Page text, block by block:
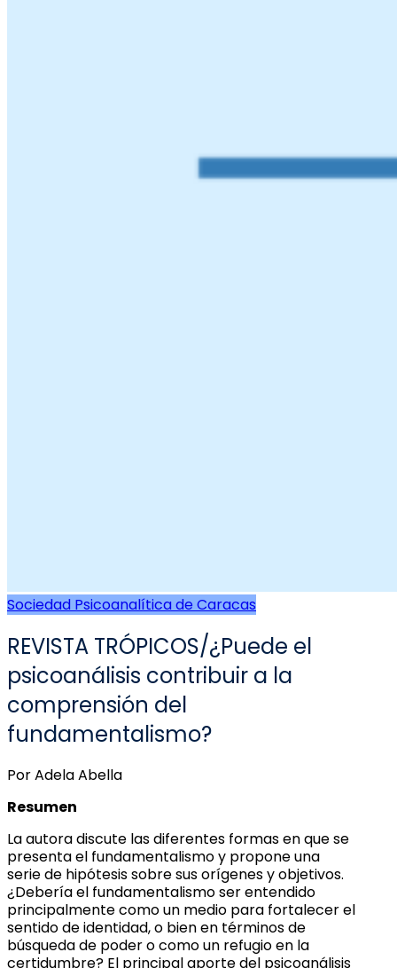
Sociedad Psicoanalítica de Caracas
REVISTA TRÓPICOS/¿Puede el
psicoanálisis contribuir a la
comprensión del
fundamentalismo?
Por Adela Abella
Resumen
La autora discute las diferentes formas en que se
presenta el fundamentalismo y propone una
serie de hipótesis sobre sus orígenes y objetivos.
¿Debería el fundamentalismo ser entendido
principalmente como un medio para fortalecer el
sentido de identidad, o bien en términos de
búsqueda de poder o como un refugio en la
certidumbre? El principal aporte del psicoanálisis